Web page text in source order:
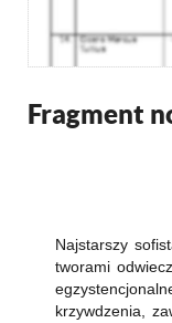
Fragment
Najstarszy
tworami
krzywdzenia,